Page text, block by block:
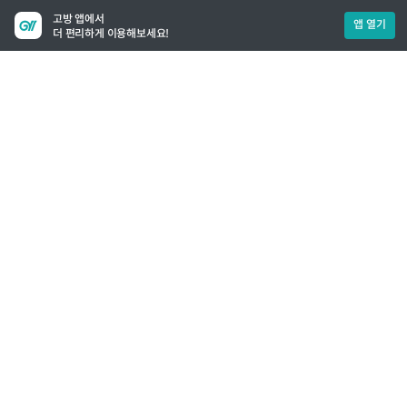
고방 앱에서
더 편리하게 이용해보세요!
앱 열기